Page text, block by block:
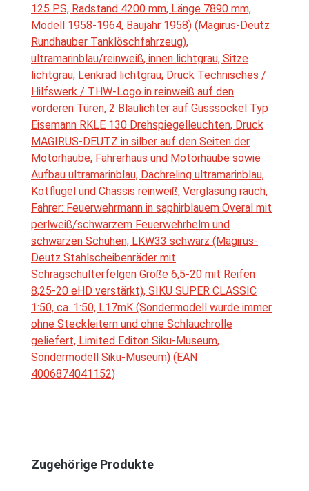
125 PS, Radstand 4200 mm, Länge 7890 mm,
Modell 1958-1964, Baujahr 1958) (Magirus-Deutz
Rundhauber Tanklöschfahrzeug),
ultramarinblau/reinweiß, innen lichtgrau, Sitze
lichtgrau, Lenkrad lichtgrau, Druck Technisches /
Hilfswerk / THW-Logo in reinweiß auf den
vorderen Türen, 2 Blaulichter auf Gusssockel Typ
Eisemann RKLE 130 Drehspiegelleuchten, Druck
MAGIRUS-DEUTZ in silber auf den Seiten der
Motorhaube, Fahrerhaus und Motorhaube sowie
Aufbau ultramarinblau, Dachreling ultramarinblau,
Kotflügel und Chassis reinweiß, Verglasung rauch,
Fahrer: Feuerwehrmann in saphirblauem Overal mit
perlweiß/schwarzem Feuerwehrhelm und
schwarzen Schuhen, LKW33 schwarz (Magirus-
Deutz Stahlscheibenräder mit
Schrägschulterfelgen Größe 6,5-20 mit Reifen
8,25-20 eHD verstärkt), SIKU SUPER CLASSIC
1:50, ca. 1:50, L17mK (Sondermodell wurde immer
ohne Steckleitern und ohne Schlauchrolle
geliefert, Limited Editon Siku-Museum,
Sondermodell Siku-Museum) (EAN
4006874041152)
Produktgalerie überspringen
Zugehörige Produkte